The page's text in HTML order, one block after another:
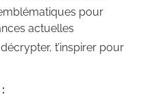
pour
actuelles
t’inspirer pour